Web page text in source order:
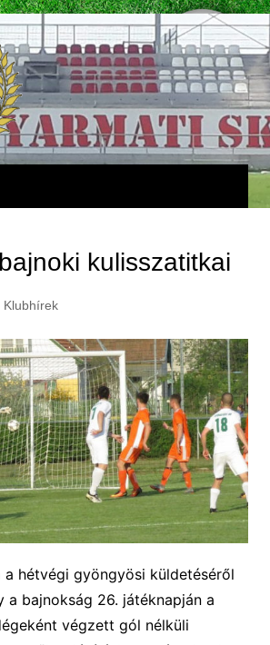
kulisszatitkai
Klubhírek
hétvégi gyöngyösi küldetéséről
a bajnokság 26. játéknapján a
végzett gól nélküli